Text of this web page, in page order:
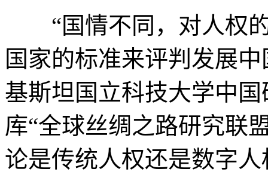
“国情不同，对人权的
国家的标准来评判发展
基斯坦国立科技大学中
库“全球丝绸之路研究联
论是传统人权还是数字